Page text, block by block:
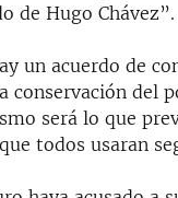
de Hugo Chávez”.
un acuerdo de
conservación del
será lo que
todos usaran